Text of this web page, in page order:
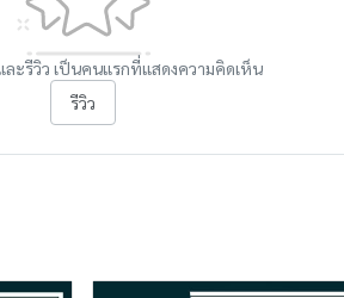
ะรีวิว เป็นคนแรกที่แสดงความคิดเห็น
รีวิว